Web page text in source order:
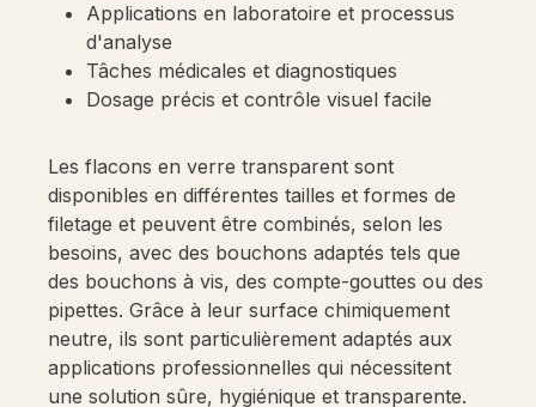
Applications en laboratoire et processus
d'analyse
Tâches médicales et diagnostiques
Dosage précis et contrôle visuel facile
Les flacons en verre transparent sont
disponibles en différentes tailles et formes de
filetage et peuvent être combinés, selon les
besoins, avec des bouchons adaptés tels que
des bouchons à vis, des compte-gouttes ou des
pipettes. Grâce à leur surface chimiquement
neutre, ils sont particulièrement adaptés aux
applications professionnelles qui nécessitent
une solution sûre, hygiénique et transparente.